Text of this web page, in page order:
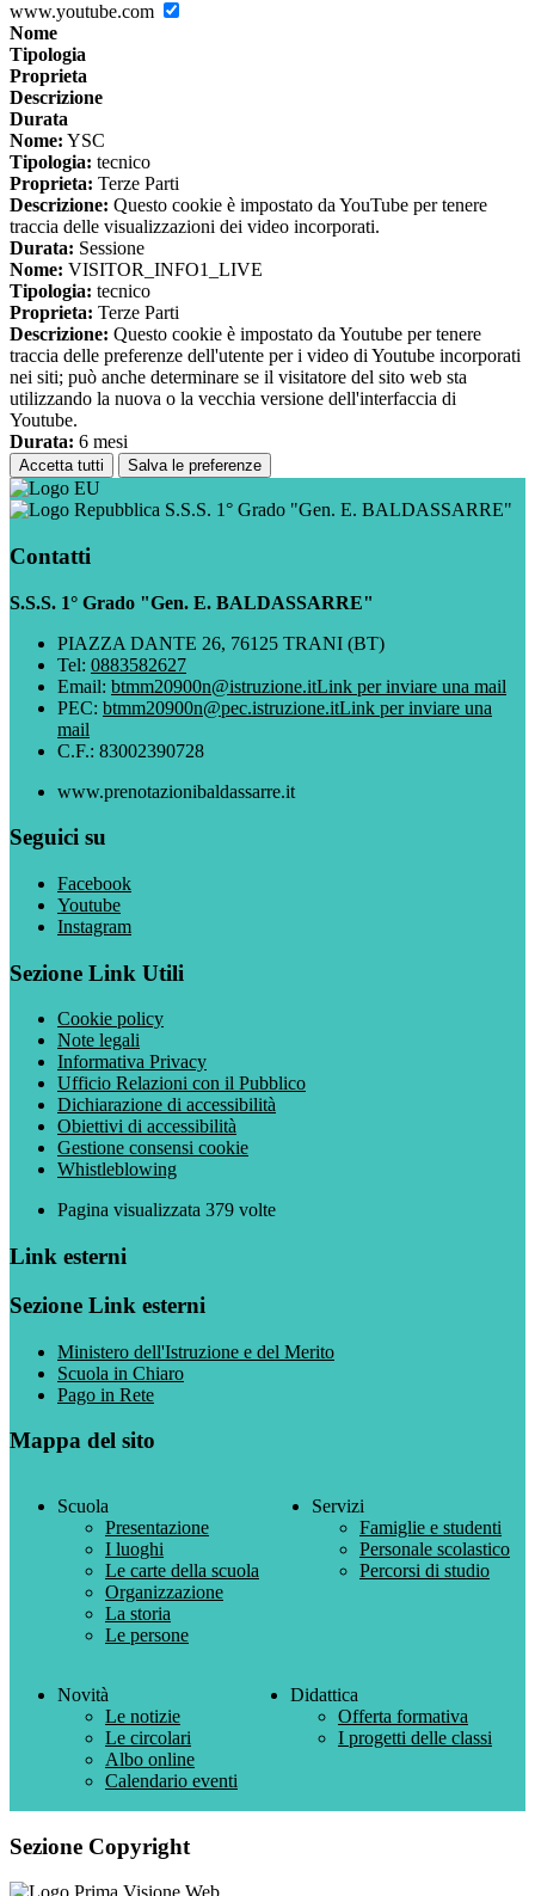
www.youtube.com
Nome
Tipologia
Proprieta
Descrizione
Durata
Nome: YSC
Tipologia: tecnico
Proprieta: Terze Parti
Descrizione: Questo cookie è impostato da YouTube per tenere
traccia delle visualizzazioni dei video incorporati.
Durata: Sessione
Nome: VISITOR_INFO1_LIVE
Tipologia: tecnico
Proprieta: Terze Parti
Descrizione: Questo cookie è impostato da Youtube per tenere
traccia delle preferenze dell'utente per i video di Youtube incorporati
nei siti; può anche determinare se il visitatore del sito web sta
utilizzando la nuova o la vecchia versione dell'interfaccia di
Youtube.
Durata: 6 mesi
Accetta tutti Salva le preferenze
S.S.S. 1° Grado "Gen. E. BALDASSARRE"
Contatti
S.S.S. 1° Grado "Gen. E. BALDASSARRE"
PIAZZA DANTE 26, 76125 TRANI (BT)
Tel: 0883582627
Email: btmm20900n@istruzione.itLink per inviare una mail
PEC: btmm20900n@pec.istruzione.itLink per inviare una
mail
C.F.: 83002390728
www.prenotazionibaldassarre.it
Seguici su
Facebook
Youtube
Instagram
Sezione Link Utili
Cookie policy
Note legali
Informativa Privacy
Ufficio Relazioni con il Pubblico
Dichiarazione di accessibilità
Obiettivi di accessibilità
Gestione consensi cookie
Whistleblowing
Pagina visualizzata 379 volte
Link esterni
Sezione Link esterni
Ministero dell'Istruzione e del Merito
Scuola in Chiaro
Pago in Rete
Mappa del sito
Scuola
Presentazione
I luoghi
Le carte della scuola
Organizzazione
La storia
Le persone
Servizi
Famiglie e studenti
Personale scolastico
Percorsi di studio
Novità
Le notizie
Le circolari
Albo online
Calendario eventi
Didattica
Offerta formativa
I progetti delle classi
Sezione Copyright